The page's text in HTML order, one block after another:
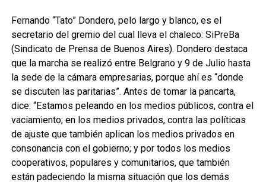
Fernando “Tato” Dondero, pelo largo y blanco, es el
secretario del gremio del cual lleva el chaleco: SiPreBa
(Sindicato de Prensa de Buenos Aires). Dondero destaca
que la marcha se realizó entre Belgrano y 9 de Julio hasta
la sede de la cámara empresarias, porque ahí es “donde
se discuten las paritarias”. Antes de tomar la pancarta,
dice: “Estamos peleando en los medios públicos, contra el
vaciamiento; en los medios privados, contra las políticas
de ajuste que también aplican los medios privados en
consonancia con el gobierno; y por todos los medios
cooperativos, populares y comunitarios, que también
están padeciendo la misma situación que los demás